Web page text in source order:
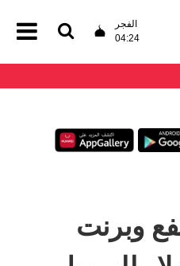
الفجر
04:24
وبرنت